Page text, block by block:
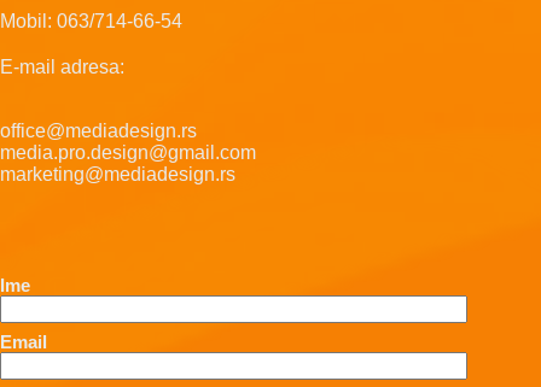
Mobil: 063/714-66-54
E-mail adresa:
office@mediadesign.rs
media.pro.design@gmail.com
marketing@mediadesign.rs
Ime
Email